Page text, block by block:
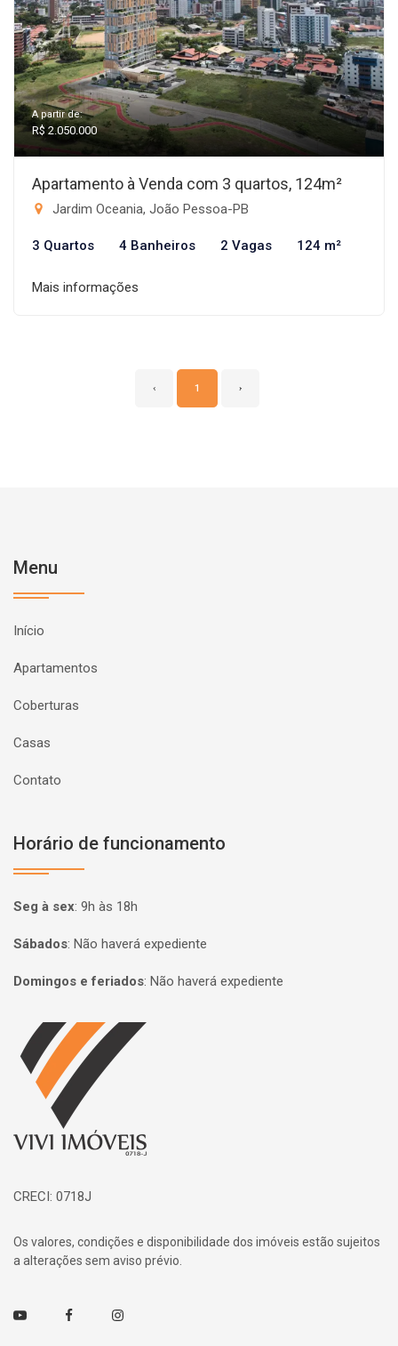
A partir de:
R$ 2.050.000
Apartamento à Venda com 3 quartos, 124m²
Jardim Oceania, João Pessoa-PB
3 Quartos 4 Banheiros 2 Vagas 124 m²
Mais informações
‹ 1 ›
Menu
Início
Apartamentos
Coberturas
Casas
Contato
Horário de funcionamento
Seg à sex: 9h às 18h
Sábados: Não haverá expediente
Domingos e feriados: Não haverá expediente
Página inicial
CRECI: 0718J
Os valores, condições e disponibilidade dos imóveis estão sujeitos
a alterações sem aviso prévio.
Youtube FacebookInstagram